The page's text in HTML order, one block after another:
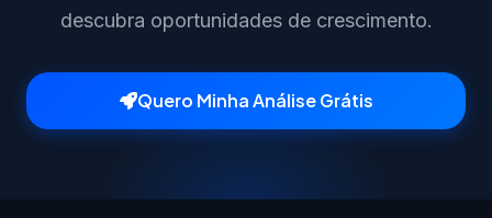
descubra oportunidades de crescimento.
Quero Minha Análise Grátis